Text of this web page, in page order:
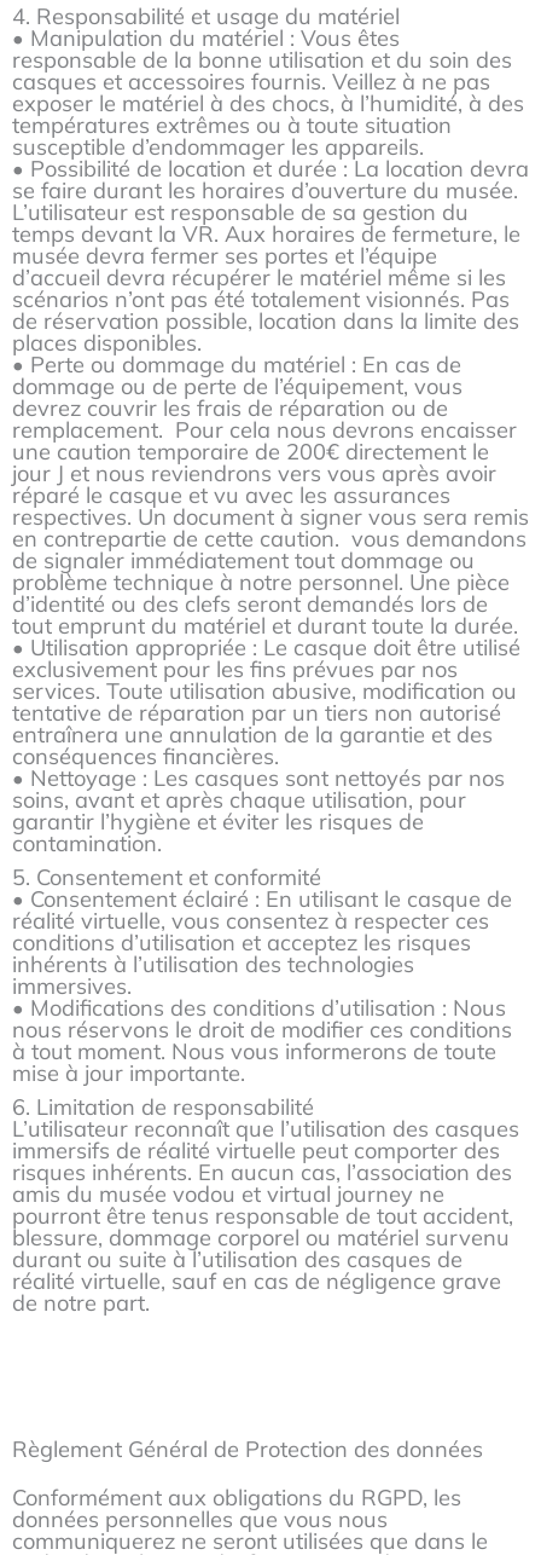
4. Responsabilité et usage du matériel
• Manipulation du matériel : Vous êtes
responsable de la bonne utilisation et du soin des
casques et accessoires fournis. Veillez à ne pas
exposer le matériel à des chocs, à l’humidité, à des
températures extrêmes ou à toute situation
susceptible d’endommager les appareils.
• Possibilité de location et durée : La location devra
se faire durant les horaires d’ouverture du musée.
L’utilisateur est responsable de sa gestion du
temps devant la VR. Aux horaires de fermeture, le
musée devra fermer ses portes et l’équipe
d’accueil devra récupérer le matériel même si les
scénarios n’ont pas été totalement visionnés. Pas
de réservation possible, location dans la limite des
places disponibles.
• Perte ou dommage du matériel : En cas de
dommage ou de perte de l’équipement, vous
devrez couvrir les frais de réparation ou de
remplacement. Pour cela nous devrons encaisser
une caution temporaire de 200€ directement le
jour J et nous reviendrons vers vous après avoir
réparé le casque et vu avec les assurances
respectives. Un document à signer vous sera remis
en contrepartie de cette caution. vous demandons
de signaler immédiatement tout dommage ou
problème technique à notre personnel. Une pièce
d’identité ou des clefs seront demandés lors de
tout emprunt du matériel et durant toute la durée.
• Utilisation appropriée : Le casque doit être utilisé
exclusivement pour les fins prévues par nos
services. Toute utilisation abusive, modification ou
tentative de réparation par un tiers non autorisé
entraînera une annulation de la garantie et des
conséquences financières.
• Nettoyage : Les casques sont nettoyés par nos
soins, avant et après chaque utilisation, pour
garantir l’hygiène et éviter les risques de
contamination.
5. Consentement et conformité
• Consentement éclairé : En utilisant le casque de
réalité virtuelle, vous consentez à respecter ces
conditions d’utilisation et acceptez les risques
inhérents à l’utilisation des technologies
immersives.
• Modifications des conditions d’utilisation : Nous
nous réservons le droit de modifier ces conditions
à tout moment. Nous vous informerons de toute
mise à jour importante.
6. Limitation de responsabilité
L’utilisateur reconnaît que l’utilisation des casques
immersifs de réalité virtuelle peut comporter des
risques inhérents. En aucun cas, l’association des
amis du musée vodou et virtual journey ne
pourront être tenus responsable de tout accident,
blessure, dommage corporel ou matériel survenu
durant ou suite à l’utilisation des casques de
réalité virtuelle, sauf en cas de négligence grave
de notre part.
Règlement Général de Protection des données
Conformément aux obligations du RGPD, les
données personnelles que vous nous
communiquerez ne seront utilisées que dans le